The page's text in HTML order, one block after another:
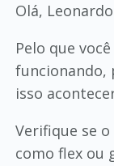
Olá,
Pelo que
funcionando,
isso
Verifique se
como flex ou